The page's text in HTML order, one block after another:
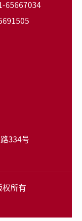
65667034
334号
权所有